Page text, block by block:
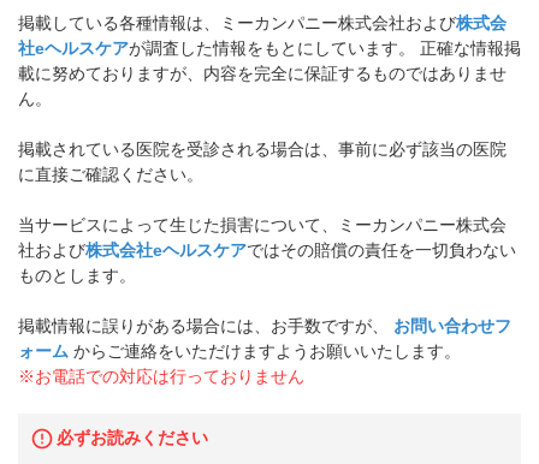
掲載している各種情報は、ミーカンパニー株式会社および株式会
社eヘルスケアが調査した情報をもとにしています。 正確な情報掲
載に努めておりますが、内容を完全に保証するものではありませ
ん。
掲載されている医院を受診される場合は、事前に必ず該当の医院
に直接ご確認ください。
当サービスによって生じた損害について、ミーカンパニー株式会
社および株式会社eヘルスケアではその賠償の責任を一切負わない
ものとします。
掲載情報に誤りがある場合には、お手数ですが、
お問い合わせフ
ォーム からご連絡をいただけますようお願いいたします。
※お電話での対応は行っておりません
必ずお読みください